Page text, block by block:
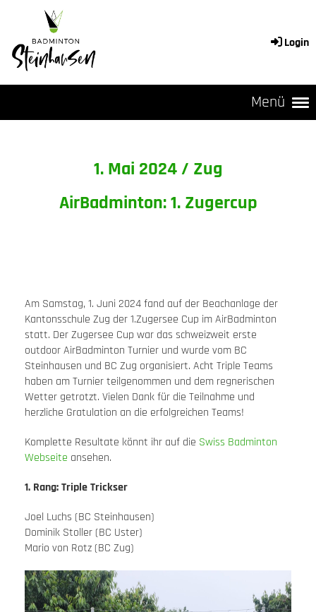
Login
Menü
1. Mai 2024 / Zug
AirBadminton: 1. Zugercup
Am Samstag, 1. Juni 2024 fand auf der Beachanlage der
Kantonsschule Zug der 1.Zugersee Cup im AirBadminton
statt. Der Zugersee Cup war das schweizweit erste
outdoor AirBadminton Turnier und wurde vom BC
Steinhausen und BC Zug organisiert. Acht Triple Teams
haben am Turnier teilgenommen und dem regnerischen
Wetter getrotzt. Vielen Dank für die Teilnahme und
herzliche Gratulation an die erfolgreichen Teams!
Komplette Resultate könnt ihr auf die Swiss Badminton
Webseite ansehen.
1. Rang: Triple Trickser
Joel Luchs (BC Steinhausen)
Dominik Stoller (BC Uster)
Mario von Rotz (BC Zug)